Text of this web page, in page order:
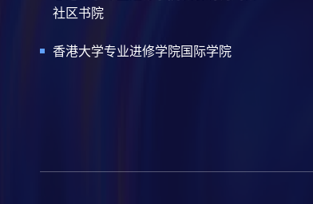
社区书院
香港大学专业进修学院国际学院